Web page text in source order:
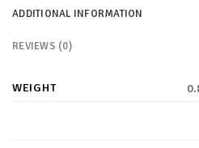
ADDITIONAL INFORMATION
REVIEWS (0)
WEIGHT